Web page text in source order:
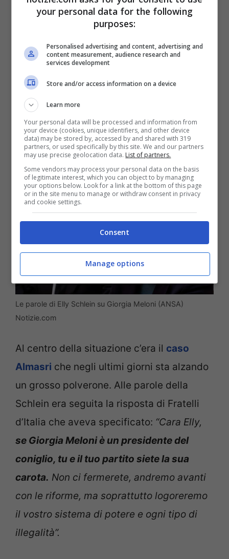
Non è la prima volta cheElly Schleinsi
schiera contro il Presidente del Consiglio
Giorgia Meloni. Già alcuni giorni fa la
polemica si era fatta decisamente accesa
quando la segretaria del Partito
Democratico aveva parlato della Premier
come del “presidente del coniglio”con un
gioco di parole che non era piaciuto.
Le parole di Elly Schlein su Giorgia Meloni (ANSA)
Notizie.com
Al centro della situazione c’era il caso
Almasri che negli ultimi giorni sta alzando
un grosso polverone. Alle parole della
Schlein era seguita la risposta di Fratelli
d’Italia che aveva specificato: “Cara Elly,
se Giorgia Meloni è un presidente del
coniglio, tu e il tuo partito siete la sua
carota. Non ci fermerete, andremo avanti
con le riforme, ma soprattutto logoreremo
il vostro sistema di potere e ogni tipo di
illegalità”.
your personal data for the following
purposes:
Personalised advertising and content, advertising and
content measurement, audience research and
services development
Store and/or access information on a device
Learn more
Your personal data will be processed and information from
your device (cookies, unique identifiers, and other device
data) may be stored by, accessed by and shared with 319
partners, or used specifically by this site. We and our partners
may use precise geolocation data. List of partners.
Some vendors may process your personal data on the basis
of legitimate interest, which you can object to by managing
your options below. Look for a link at the bottom of this page
or in the site menu to manage or withdraw consent in privacy
and cookie settings.
Consent
Manage options